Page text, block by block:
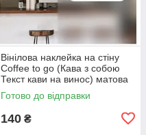
Вінілова наклейка на стіну
Coffee to go (Кава з собою
Текст кави на винос) матова
250х260 мм
Готово до відправки
140 ₴